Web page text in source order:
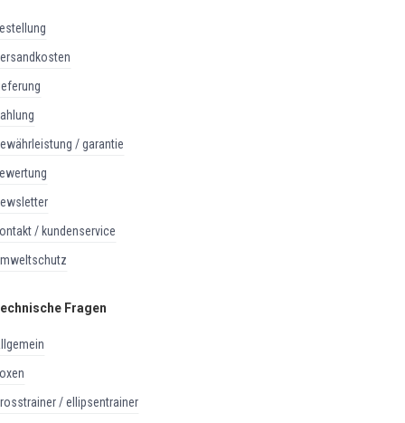
bestellung
versandkosten
zahlung
gewährleistung / garantie
bewertung
newsletter
kontakt / kundenservice
umweltschutz
Fragen
allgemein
boxen
crosstrainer / ellipsentrainer